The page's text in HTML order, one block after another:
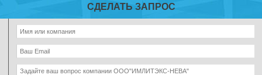
СДЕЛАТЬ ЗАПРОС